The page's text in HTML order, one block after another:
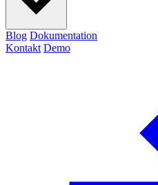
Blog Dokumentation
Kontakt Demo